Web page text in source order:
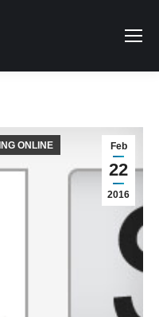
Feb
22
2016
ONLINE